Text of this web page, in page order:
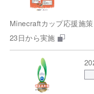
Minecraftカップ応援施
23日から実施